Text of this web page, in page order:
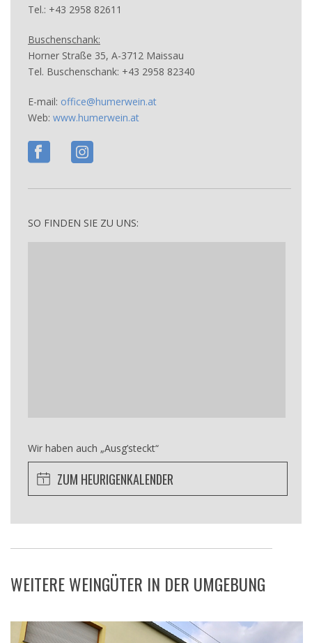
Tel.: +43 2958 82611
Buschenschank:
Horner Straße 35, A-3712 Maissau
Tel. Buschenschank: +43 2958 82340
E-mail: office@humerwein.at
Web: www.humerwein.at
SO FINDEN SIE ZU UNS:
Wir haben auch „Ausg’steckt“
ZUM HEURIGENKALENDER
WEITERE WEINGÜTER IN DER UMGEBUNG